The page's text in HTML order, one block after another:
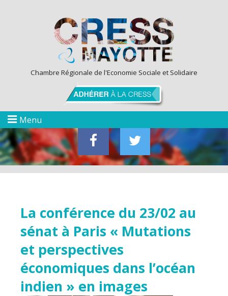
Chambre Régionale de l'Economie Sociale et Solidaire
Menu
La conférence du 23/02 au
sénat à Paris « Mutations
et perspectives
économiques dans l’océan
indien » en images